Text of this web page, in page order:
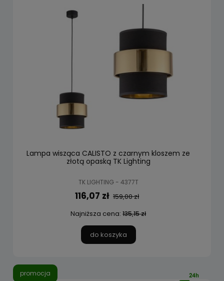
Lampa wisząca CALISTO z czarnym kloszem ze
złotą opaską TK Lighting
TK LIGHTING - 4377T
116,07 zł 159,00 zł
Najniższa cena: 135,15 zł
do koszyka
promocja